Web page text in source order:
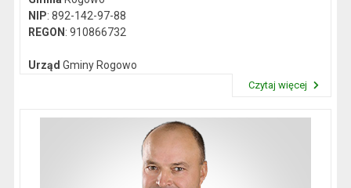
NIP: 892-142-97-88
REGON : 910866732
Urząd Gminy Rogowo
Czytaj więcej